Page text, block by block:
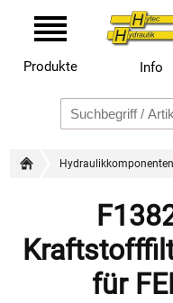
Produkte Info
Hydraulikkomponenten
für